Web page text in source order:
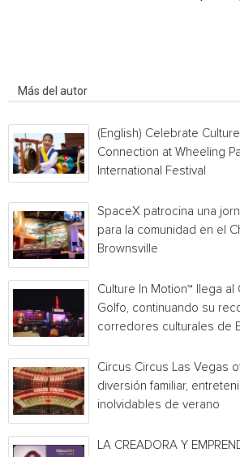
Más del autor
(English) Celebrate
Connection at Wheeling
International Festival
SpaceX patrocina una
para la comunidad en el
Brownsville
Culture In Motion™ llega al
Golfo, continuando su
corredores culturales de
Circus Circus Las Vegas
diversión familiar,
inolvidables de verano
LA CREADORA Y